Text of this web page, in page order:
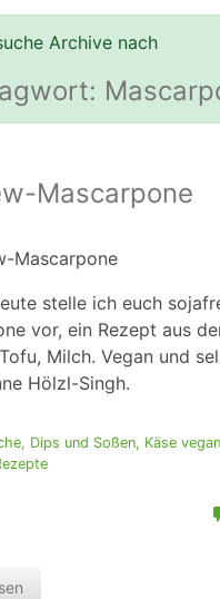
Archive nach
Mascarpone
stelle ich euch
vor, ein Rezept aus
Milch. Vegan und
Hölzl-Singh.
Dips und Soßen, Käse vegan